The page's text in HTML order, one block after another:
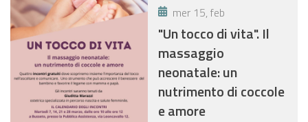
mer 15, feb
"Un tocco di vita". Il
massaggio
neonatale: un
nutrimento di coccole
e amore